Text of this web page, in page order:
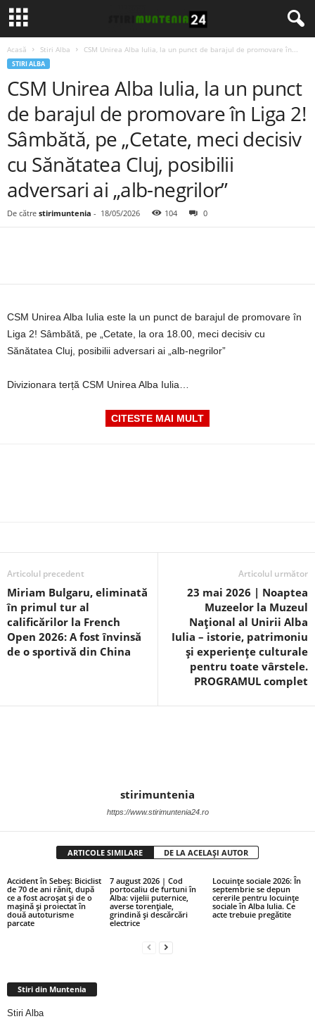
Acasă Stiri Alba CSM Unirea Alba Iulia, la un punct de barajul de promovare în...
STIRI ALBA
CSM Unirea Alba Iulia, la un punct
de barajul de promovare în Liga 2!
Sâmbătă, pe „Cetate, meci decisiv
cu Sănătatea Cluj, posibilii
adversari ai „alb-negrilor”
De către stirimuntenia - 18/05/2026 104 0
CSM Unirea Alba Iulia este la un punct de barajul de promovare în
Liga 2! Sâmbătă, pe „Cetate, la ora 18.00, meci decisiv cu
Sănătatea Cluj, posibilii adversari ai „alb-negrilor”
Divizionara terță CSM Unirea Alba Iulia…
CITESTE MAI MULT
Articolul precedent
Miriam Bulgaru, eliminată
în primul tur al
calificărilor la French
Open 2026: A fost învinsă
de o sportivă din China
Articolul următor
23 mai 2026 | Noaptea
Muzeelor la Muzeul
Național al Unirii Alba
Iulia – istorie, patrimoniu
și experiențe culturale
pentru toate vârstele.
PROGRAMUL complet
stirimuntenia
https://www.stirimuntenia24.ro
ARTICOLE SIMILARE DE LA ACELAȘI AUTOR
Accident în Sebeș: Biciclist
de 70 de ani rănit, după
ce a fost acroșat și de o
mașină și proiectat în
două autoturisme
parcate
7 august 2026 | Cod
portocaliu de furtuni în
Alba: vijelii puternice,
averse torențiale,
grindină și descărcări
electrice
Locuințe sociale 2026: În
septembrie se depun
cererile pentru locuințe
sociale în Alba Iulia. Ce
acte trebuie pregătite
Stiri din Muntenia
Stiri Alba